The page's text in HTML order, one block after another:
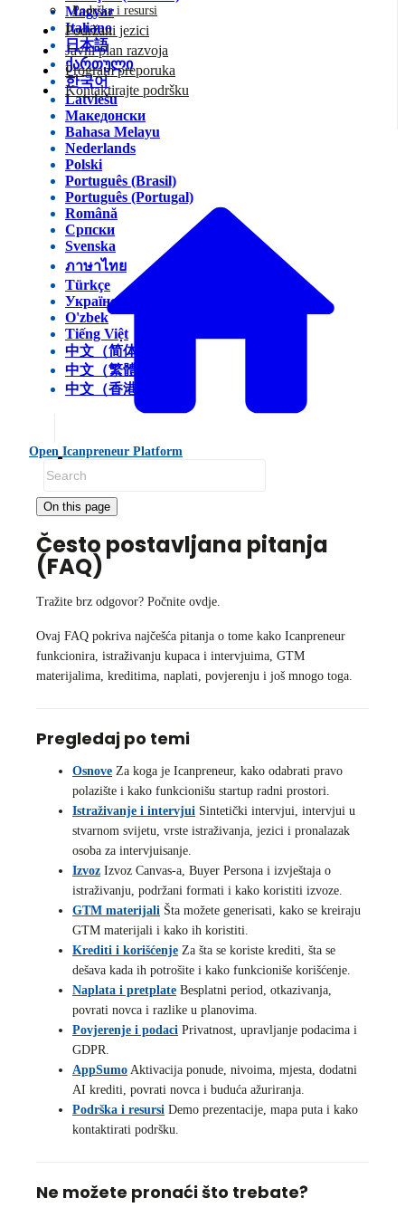
Magyar
Italiano
日本語
ქართული
한국어
Latviešu
Македонски
Bahasa Melayu
Nederlands
Polski
Português (Brasil)
Português (Portugal)
Română
Српски
Svenska
ภาษาไทย
Türkçe
Українська
O'zbek
Tiếng Việt
中文（简体）
中文（繁體）
中文（香港）
Open Icanpreneur Platform
Podrška i resursi
Podržani jezici
Javni plan razvoja
Program preporuka
Kontaktirajte podršku
FAQ
On this page
Često postavljana pitanja
(FAQ)
Tražite brz odgovor? Počnite ovdje.
Ovaj FAQ pokriva najčešća pitanja o tome kako Icanpreneur
funkcionira, istraživanju kupaca i intervjuima, GTM
materijalima, kreditima, naplati, povjerenju i još mnogo toga.
Pregledaj po temi
Osnove Za koga je Icanpreneur, kako odabrati pravo
polazište i kako funkcionišu startup radni prostori.
Istraživanje i intervjui Sintetički intervjui, intervjui u
stvarnom svijetu, vrste istraživanja, jezici i pronalazak
osoba za intervjuisanje.
Izvoz Izvoz Canvas-a, Buyer Persona i izvještaja o
istraživanju, podržani formati i kako koristiti izvoze.
GTM materijali Šta možete generisati, kako se kreiraju
GTM materijali i kako ih koristiti.
Krediti i korišćenje Za šta se koriste krediti, šta se
dešava kada ih potrošite i kako funkcioniše korišćenje.
Naplata i pretplate Besplatni period, otkazivanja,
povrati novca i razlike u planovima.
Povjerenje i podaci Privatnost, upravljanje podacima i
GDPR.
AppSumo Aktivacija ponude, nivoima, mjesta, dodatni
AI krediti, povrati novca i buduća ažuriranja.
Podrška i resursi Demo prezentacije, mapa puta i kako
kontaktirati podršku.
Ne možete pronaći što trebate?